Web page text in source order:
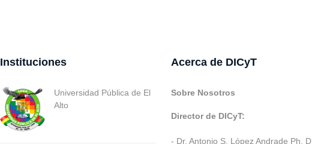
Instituciones
Universidad Pública de El
Alto
Acerca de DICyT
Sobre Nosotros
Director de DICyT:
- Dr. Antonio S. López Andrade Ph. D.